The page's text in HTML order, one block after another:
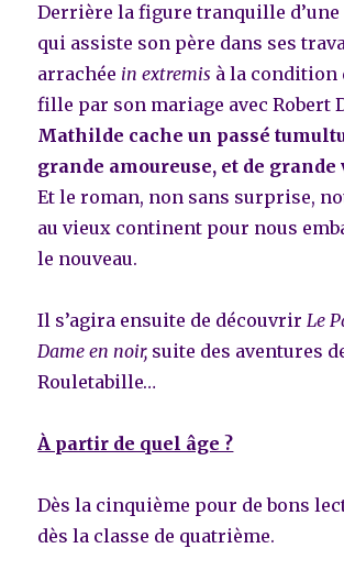
Derrière la figure tranquille
qui assiste son père dans ses
arrachée in extremis à la condition
fille par son mariage avec Robert
Mathilde cache un passé
grande amoureuse, et de grande
Et le roman, non sans surprise,
au vieux continent pour nous
le nouveau.
Il s’agira ensuite de découvrirLe
Dame en noir, suite des aventures
Rouletabille…
À partir de quel âge ?
Dès la cinquième pour de bons
dès la classe de quatrième.